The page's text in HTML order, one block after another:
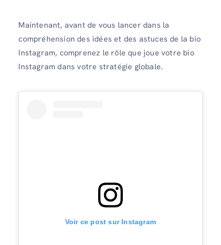
Maintenant, avant de vous lancer dans la
compréhension des idées et des astuces de la bio
Instagram, comprenez le rôle que joue votre bio
Instagram dans votre stratégie globale.
Voir ce post sur Instagram